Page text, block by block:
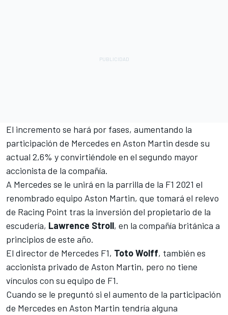
El incremento se hará por fases, aumentando la
participación de Mercedes en Aston Martin desde su
actual 2,6% y convirtiéndole en el segundo mayor
accionista de la compañía.
A Mercedes se le unirá en la parrilla de la F1 2021 el
renombrado equipo Aston Martin, que tomará el relevo
de Racing Point tras la inversión del propietario de la
escudería, Lawrence Stroll, en la compañía británica a
principios de este año.
El director de Mercedes F1, Toto Wolff, también es
accionista privado de Aston Martin, pero no tiene
vínculos con su equipo de F1.
Cuando se le preguntó si el aumento de la participación
de Mercedes en Aston Martin tendría alguna